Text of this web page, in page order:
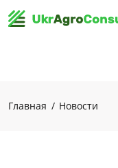
Главная Новости